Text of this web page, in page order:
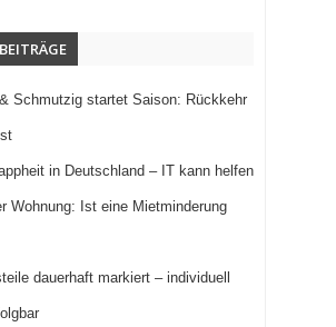
Schmutzig startet Saison: Rückkehr
in Deutschland – IT kann helfen
Wohnung: Ist eine Mietminderung
dauerhaft markiert – individuell